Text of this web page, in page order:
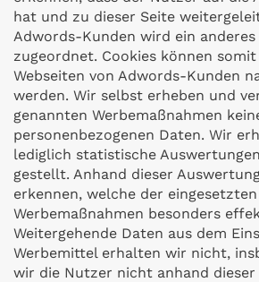
hat und zu dieser Seite
Adwords-Kunden wird ein anderes
zugeordnet. Cookies können
Webseiten von Adwords-Kunden
werden. Wir selbst erheben und
genannten Werbemaßnahmen
personenbezogenen Daten. Wir
lediglich statistische
gestellt. Anhand dieser
erkennen, welche der eingesetzten
Werbemaßnahmen besonders
Weitergehende Daten aus dem
Werbemittel erhalten wir nicht,
wir die Nutzer nicht anhand